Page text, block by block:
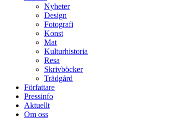
Nyheter
Design
Fotografi
Konst
Mat
Kulturhistoria
Resa
Skrivböcker
Trädgård
Författare
Pressinfo
Aktuellt
Om oss